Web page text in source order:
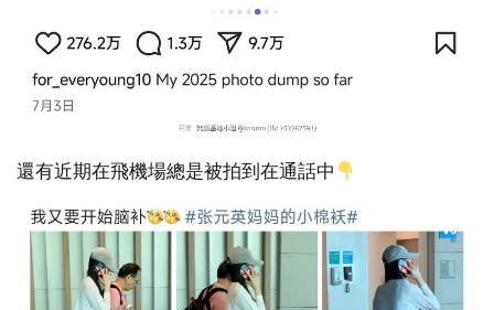
還有近期在飛機場總是被拍到在通話中